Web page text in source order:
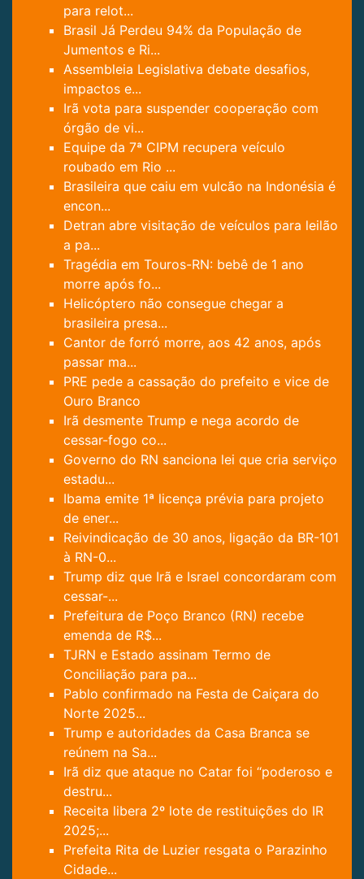
para relot...
Brasil Já Perdeu 94% da População de
Jumentos e Ri...
Assembleia Legislativa debate desafios,
impactos e...
Irã vota para suspender cooperação com
órgão de vi...
Equipe da 7ª CIPM recupera veículo
roubado em Rio ...
Brasileira que caiu em vulcão na Indonésia é
encon...
Detran abre visitação de veículos para leilão
a pa...
Tragédia em Touros-RN: bebê de 1 ano
morre após fo...
Helicóptero não consegue chegar a
brasileira presa...
Cantor de forró morre, aos 42 anos, após
passar ma...
PRE pede a cassação do prefeito e vice de
Ouro Branco
Irã desmente Trump e nega acordo de
cessar-fogo co...
Governo do RN sanciona lei que cria serviço
estadu...
Ibama emite 1ª licença prévia para projeto
de ener...
Reivindicação de 30 anos, ligação da BR-101
à RN-0...
Trump diz que Irã e Israel concordaram com
cessar-...
Prefeitura de Poço Branco (RN) recebe
emenda de R$...
TJRN e Estado assinam Termo de
Conciliação para pa...
Pablo confirmado na Festa de Caiçara do
Norte 2025...
Trump e autoridades da Casa Branca se
reúnem na Sa...
Irã diz que ataque no Catar foi “poderoso e
destru...
Receita libera 2º lote de restituições do IR
2025;...
Prefeita Rita de Luzier resgata o Parazinho
Cidade...